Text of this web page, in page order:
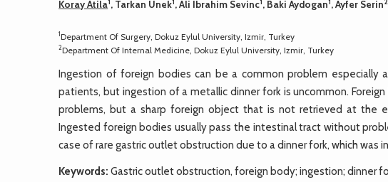
Koray Atila , Tarkan Unek , Ali Ibrahim Sevinc , Baki Aydogan , Ayfer Serin
1Department Of Surgery, Dokuz Eylul University, Izmir, Turkey
2Department Of Internal Medicine, Dokuz Eylul University, Izmir, Turkey
Ingestion of foreign bodies can be a common problem especially
patients, but ingestion of a metallic dinner fork is uncommon.
problems, but a sharp foreign object that is not retrieved at the
Ingested foreign bodies usually pass the intestinal tract without
case of rare gastric outlet obstruction due to a dinner fork, which was
Keywords: Gastric outlet obstruction, foreign body; ingestion; dinner